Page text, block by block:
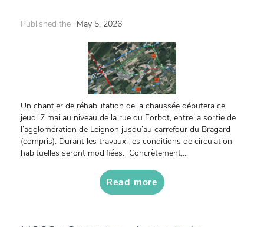
Published the : May 5, 2026
Un chantier de réhabilitation de la chaussée débutera ce
jeudi 7 mai au niveau de la rue du Forbot, entre la sortie de
l’agglomération de Leignon jusqu’au carrefour du Bragard
(compris). Durant les travaux, les conditions de circulation
habituelles seront modifiées. Concrètement,...
Read more